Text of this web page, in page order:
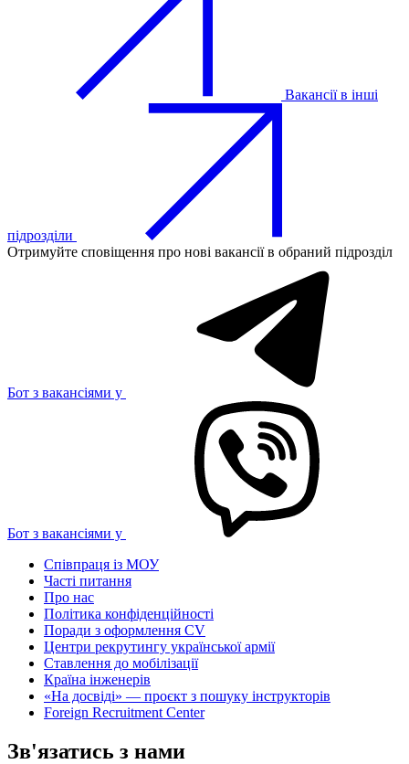
Вакансії в інші
підрозділи
Отримуйте сповіщення про нові вакансії в обраний підрозділ
Бот з вакансіями у
Бот з вакансіями у
Співпраця із МОУ
Часті питання
Про нас
Політика конфіденційності
Поради з оформлення CV
Центри рекрутингу української армії
Ставлення до мобілізації
Країна інженерів
«На досвіді» — проєкт з пошуку інструкторів
Foreign Recruitment Center
Зв'язатись з нами